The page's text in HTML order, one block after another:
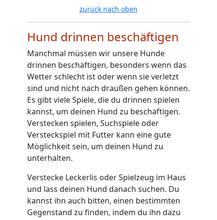
zurück nach oben
Hund drinnen beschäftigen
Manchmal müssen wir unsere Hunde
drinnen beschäftigen, besonders wenn das
Wetter schlecht ist oder wenn sie verletzt
sind und nicht nach draußen gehen können.
Es gibt viele Spiele, die du drinnen spielen
kannst, um deinen Hund zu beschäftigen.
Verstecken spielen, Suchspiele oder
Versteckspiel mit Futter kann eine gute
Möglichkeit sein, um deinen Hund zu
unterhalten.
Verstecke Leckerlis oder Spielzeug im Haus
und lass deinen Hund danach suchen. Du
kannst ihn auch bitten, einen bestimmten
Gegenstand zu finden, indem du ihn dazu